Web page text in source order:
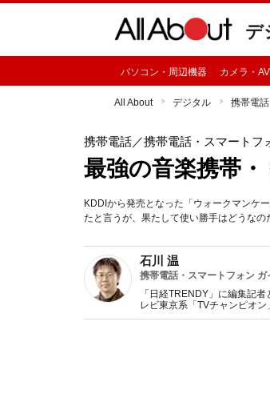
デ
パソコン・周辺機器 カメラ・
All About デジタル 携帯電
携帯電話／携帯電話・スマートフ
最強の音楽携帯
KDDIから発売となった「ウォークマンケ
たと言うが、果たして使い勝手はどうなの
石川 温
携帯電話・スマートフォン ガ
「日経TRENDY」に編集記
レビ東京系「TVチャンピオ
TRENDY」、「BestGear」